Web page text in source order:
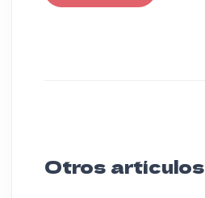
Otros artículos